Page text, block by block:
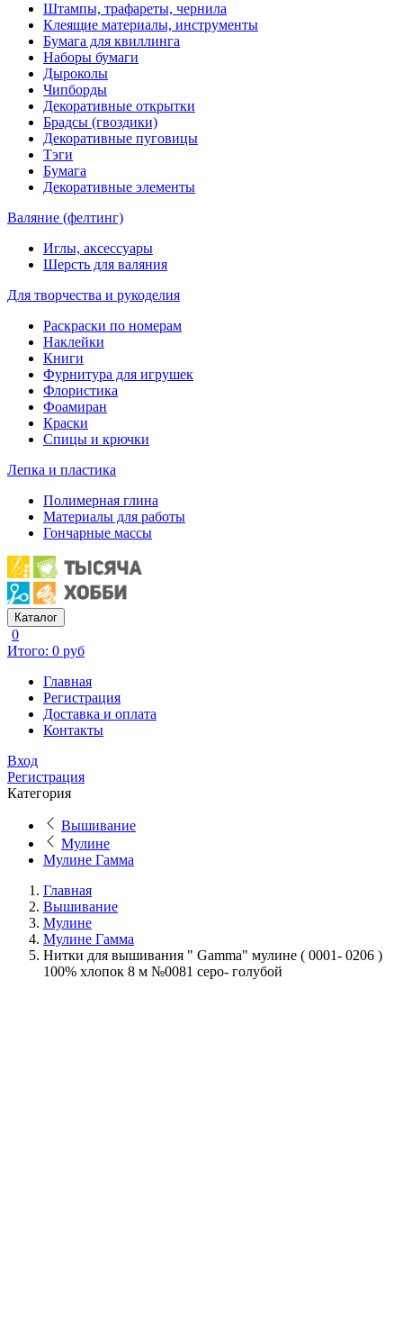
Штампы, трафареты, чернила
Клеящие материалы, инструменты
Бумага для квиллинга
Наборы бумаги
Дыроколы
Чипборды
Декоративные открытки
Брадсы (гвоздики)
Декоративные пуговицы
Тэги
Бумага
Декоративные элементы
Валяние (фелтинг)
Иглы, аксессуары
Шерсть для валяния
Для творчества и рукоделия
Раскраски по номерам
Наклейки
Книги
Фурнитура для игрушек
Флористика
Фоамиран
Краски
Спицы и крючки
Лепка и пластика
Полимерная глина
Материалы для работы
Гончарные массы
Каталог
0
Итого: 0 руб
Главная
Регистрация
Доставка и оплата
Контакты
Вход
Регистрация
Категория
Вышивание
Мулине
Мулине Гамма
Главная
Вышивание
Мулине
Мулине Гамма
Нитки для вышивания " Gamma" мулине ( 0001- 0206 )
100% хлопок 8 м №0081 серо- голубой